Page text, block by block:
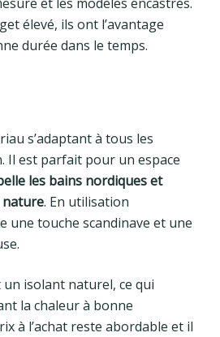
élevé, ils ont l’avantage
durée dans le temps.
s’adaptant à tous les
Il est parfait pour un espace
les bains nordiques et
nature. En utilisation
une touche scandinave et une
isolant naturel, ce qui
la chaleur à bonne
à l’achat reste abordable et il